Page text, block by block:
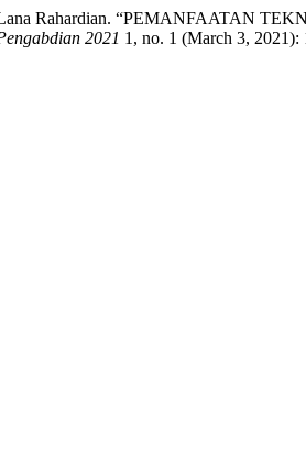
Rahardian. “PEMANFAATAN
2021 1, no. 1 (March 3, 2021):